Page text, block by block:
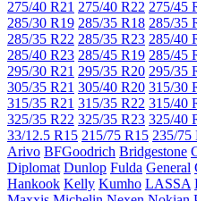
275/40 R21 275/40 R22 275/45
285/30 R19 285/35 R18 285/35
285/35 R22 285/35 R23 285/40
285/40 R23 285/45 R19 285/45
295/30 R21 295/35 R20 295/35
305/35 R21 305/40 R20 315/30
315/35 R21 315/35 R22 315/40
325/35 R22 325/35 R23 325/40
33/12.5 R15 215/75 R15 235/75
Arivo BFGoodrich Bridgestone
Diplomat Dunlop Fulda General
Hankook Kelly Kumho LASSA